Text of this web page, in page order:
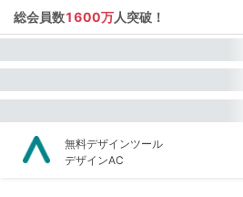
総会員数1600万人突破！
無料デザインツール
デザインAC